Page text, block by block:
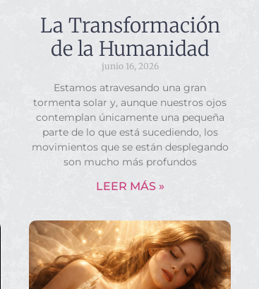
La Transformación
de la Humanidad
junio 16, 2026
Estamos atravesando una gran
tormenta solar y, aunque nuestros ojos
contemplan únicamente una pequeña
parte de lo que está sucediendo, los
movimientos que se están desplegando
son mucho más profundos
LEER MÁS »